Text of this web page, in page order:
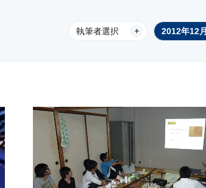
執筆者選択 2012年12月